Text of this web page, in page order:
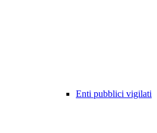
Enti pubblici vigilati